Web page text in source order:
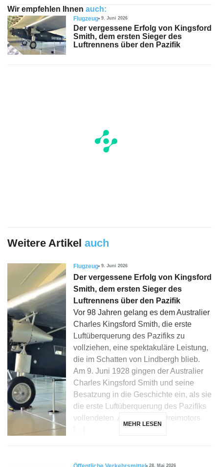
Wir empfehlen Ihnen auch:
Flugzeug 9. Juni 2026
Der vergessene Erfolg von Kingsford
Smith, dem ersten Sieger des
Luftrennens über den Pazifik
Weitere Artikel auch
Flugzeug 9. Juni 2026
Der vergessene Erfolg von Kingsford
Smith, dem ersten Sieger des
Luftrennens über den Pazifik
Vor 98 Jahren gelang es dem Australier
Charles Kingsford Smith, die erste
Luftüberquerung des Pazifiks zu
vollziehen, eine spektakuläre Leistung,
die im Schatten von Lindbergh blieb.
Am 9. Juni 1928 gingen der Australier
Charles Kingsford Smith und seine
Besatzung in die Geschichte ein, als sie
die erste Luftüberquerung des Pazifiks
vollendeten. An Bord des Dreimotors
MEHR LESEN
28. Mai 2026